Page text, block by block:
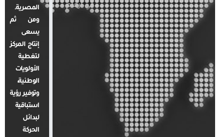
في أرقام
المصرية.
ومن ثم
يسعى
إنتاج المركز
لتغطية
الأولويات
الوطنية،
وتوفير رؤية
استباقية
لبدائل
الحركة